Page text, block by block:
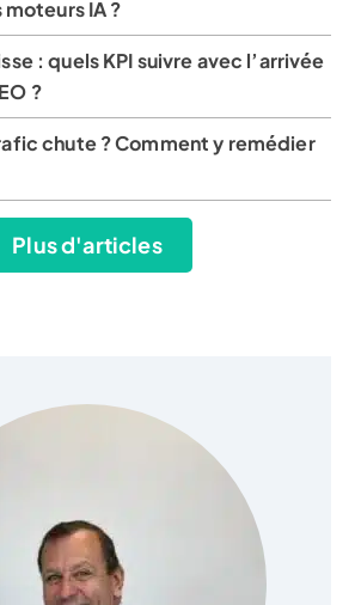
IA ?
: quels KPI suivre avec l’arrivée
?
chute ? Comment y remédier
Plus d'articles